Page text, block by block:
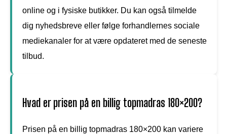
online og i fysiske butikker. Du kan også tilmelde
dig nyhedsbreve eller følge forhandlernes sociale
mediekanaler for at være opdateret med de seneste
tilbud.
Hvad er prisen på en billig topmadras 180×200?
Prisen på en billig topmadras 180×200 kan variere